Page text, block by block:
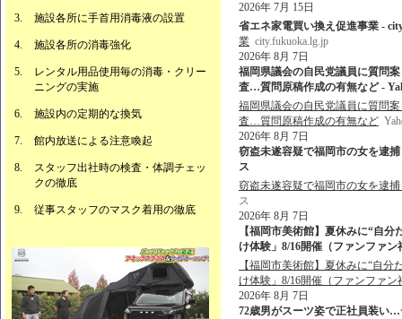
施設各所に手首用消毒液の設置
施設各所の消毒強化
レンタル用品使用毎の消毒・クリー
ニングの実施
施設内の定期的な換気
館内放送による注意喚起
スタッフ出社時の検査・体調チェッ
クの徹底
従事スタッフのマスク着用の徹底
2026年 7月 15日
省エネ家電買い換え促進事業 -
業 city.fukuoka.lg.jp
2026年 8月 7日
福岡県議会の自民党議員に質問
査…質問原稿作成の有無など -
福岡県議会の自民党議員に質問
査…質問原稿作成の有無など
2026年 8月 7日
窃盗未遂容疑で福岡市の女を逮
ス
窃盗未遂容疑で福岡市の女を逮
ス
2026年 8月 7日
【福岡市美術館】夏休みに“自
け体験」8/16開催（ファンファ
【福岡市美術館】夏休みに“自
け体験」8/16開催（ファンファン
2026年 8月 7日
72歳男がスーツ姿で正社員装い